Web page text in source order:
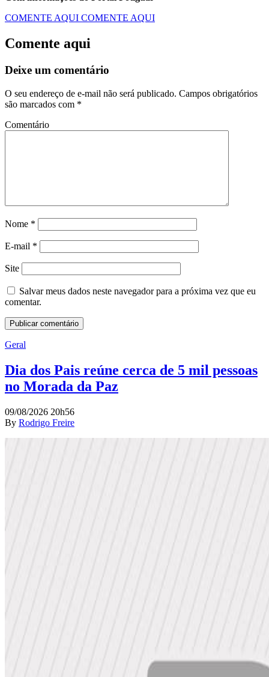
COMENTE AQUI COMENTE AQUI
Comente aqui
Deixe um comentário
O seu endereço de e-mail não será publicado. Campos obrigatórios
são marcados com *
Comentário
Nome *
E-mail *
Site
Salvar meus dados neste navegador para a próxima vez que eu
comentar.
Geral
Dia dos Pais reúne cerca de 5 mil pessoas
no Morada da Paz
09/08/2026 20h56
By Rodrigo Freire